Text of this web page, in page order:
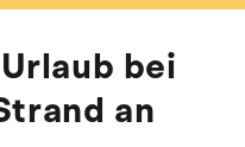
bei
an